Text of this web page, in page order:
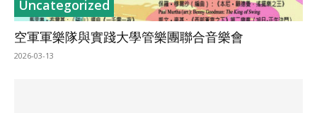
Uncategorized
空軍軍樂隊與實踐大學管樂團聯合音樂會
2026-03-13